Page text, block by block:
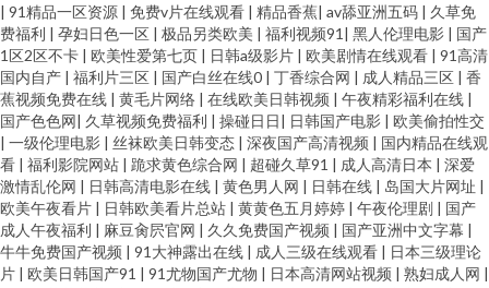
| 91精品一区资源 | 免费v片在线观看 | 精品香蕉| av舔亚洲五码 | 久草免
费福利 | 孕妇日色一区 | 极品另类欧美 | 福利视频91 | 黑人伦理电影 | 国产
1区2区不卡 | 欧美性爱第七页 | 日韩a级影片 | 欧美剧情在线观看 | 91高清
国内自产 | 福利片三区 | 国产白丝在线0 | 丁香综合网 | 成人精品三区 | 香
蕉视频免费在线 | 黄毛片网络 | 在线欧美日韩视频 | 午夜精彩福利在线 |
国产色色网| 久草视频免费福利 | 操碰日日| 日韩国产电影 | 欧美偷拍性交
| 一级伦理电影 | 丝袜欧美日韩变态 | 深夜国产高清视频 | 国内精品在线观
看 | 福利影院网站 | 跪求黄色综合网 | 超碰久草91 | 成人高清日本 | 深爱
激情乱伦网 | 日韩高清电影在线 | 黄色男人网 | 日韩在线 | 岛国大片网址 |
欧美午夜看片 | 日韩欧美看片总站 | 黄黄色五月婷婷 | 午夜伦理剧 | 国产
成人午夜福利 | 麻豆肏屄官网 | 久久免费国产视频 | 国产亚洲中文字幕 |
牛牛免费国产视频 | 91大神露出在线 | 成人三级在线观看 | 日本三级理论
片 | 欧美日韩国产91 | 91尤物国产尤物 | 日本高清网站视频 | 熟妇成人网 |